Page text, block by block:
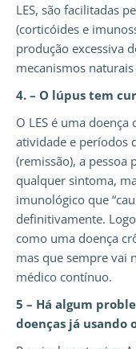
LES, são facilitadas
(corticóides e
produção excessiva
mecanismos
4. – O lúpus tem
O LES é uma
atividade e períodos
(remissão), a pessoa
qualquer sintoma,
imunológico que
definitivamente.
como uma doença
mas que sempre vai
médico contínuo.
5 – Há algum
doenças já usando